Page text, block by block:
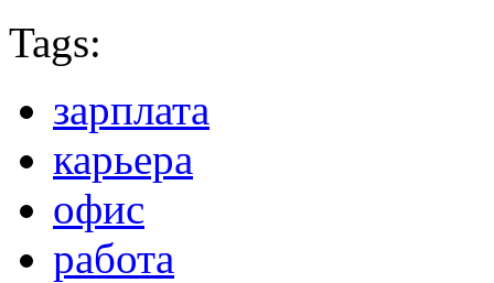
Tags:
зарплата
карьера
офис
работа